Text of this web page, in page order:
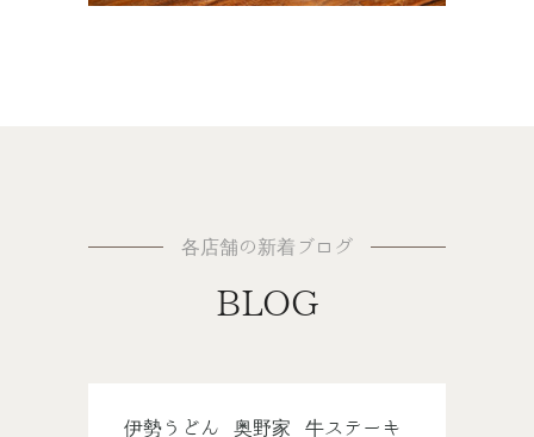
各店舗の新着ブログ
BLOG
伊勢うどん 奥野家 牛ステーキ